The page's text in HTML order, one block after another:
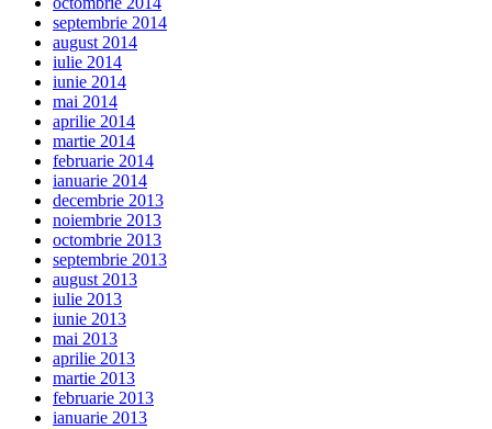
septembrie 2014
august 2014
iulie 2014
iunie 2014
mai 2014
aprilie 2014
martie 2014
februarie 2014
ianuarie 2014
decembrie 2013
noiembrie 2013
octombrie 2013
septembrie 2013
august 2013
iulie 2013
iunie 2013
mai 2013
aprilie 2013
martie 2013
februarie 2013
ianuarie 2013